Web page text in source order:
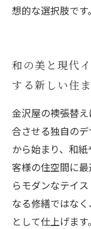
想的な選択肢です。
和の美と現代
する新しい住
金沢屋の襖張替
合させる独自の
から始まり、和
客様の住空間に
らモダンなテイ
なる修繕ではな
として仕上げま